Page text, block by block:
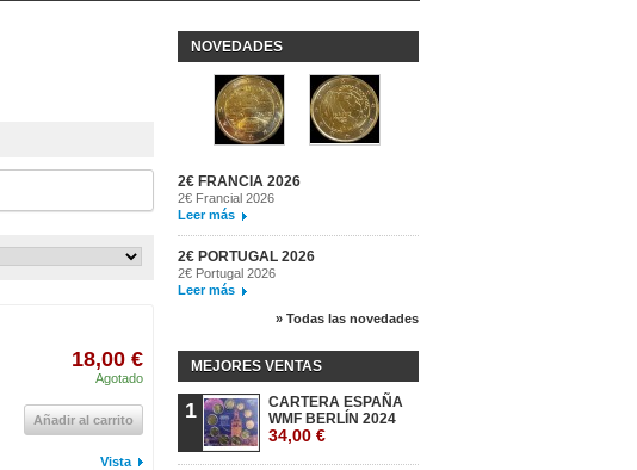
18,00 €
Agotado
Añadir al carrito
Vista
NOVEDADES
2€ FRANCIA 2026
2€ Francial 2026
Leer más
2€ PORTUGAL 2026
2€ Portugal 2026
Leer más
» Todas las novedades
MEJORES VENTAS
1
CARTERA ESPAÑA
WMF BERLÍN 2024
34,00 €